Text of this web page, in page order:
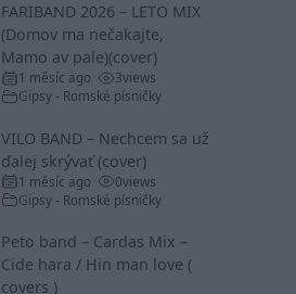
FARIBAND 2026 – LETO MIX
(Domov ma nečakajte,
Mamo av pale)(cover)
1 měsíc ago 3views
Gipsy - Romské písničky
VILO BAND – Nechcem sa už
ďalej skrývať (cover)
1 měsíc ago 0views
Gipsy - Romské písničky
Peto band – Cardas Mix –
Cide hara / Hin man love (
covers )